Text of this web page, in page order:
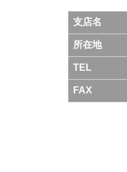
支店名
所在地
TEL
FAX